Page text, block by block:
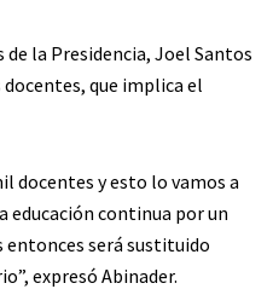
la Presidencia, Joel Santos
docentes, que implica el
docentes y esto lo vamos a
educación continua por un
entonces será sustituido
expresó Abinader.